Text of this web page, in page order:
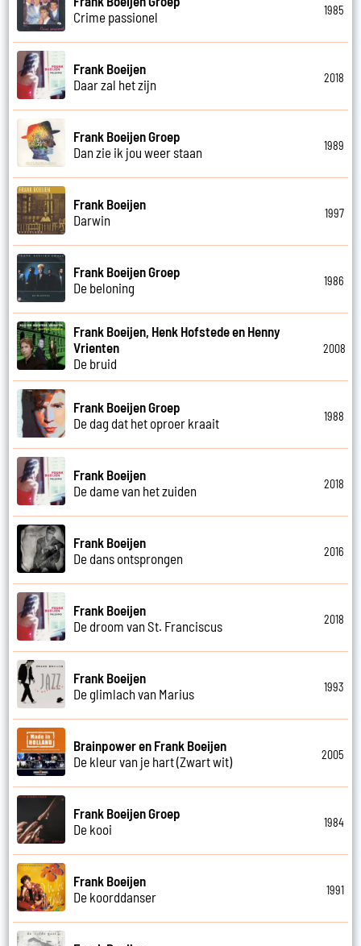
Crime passionel
1985
Frank Boeijen
Daar zal het zijn
2018
Frank Boeijen Groep
Dan zie ik jou weer staan
1989
Frank Boeijen
Darwin
1997
Frank Boeijen Groep
De beloning
1986
Frank Boeijen, Henk Hofstede en Henny
Vrienten
De bruid
2008
Frank Boeijen Groep
De dag dat het oproer kraait
1988
Frank Boeijen
De dame van het zuiden
2018
Frank Boeijen
De dans ontsprongen
2016
Frank Boeijen
De droom van St. Franciscus
2018
Frank Boeijen
De glimlach van Marius
1993
Brainpower en Frank Boeijen
De kleur van je hart (Zwart wit)
2005
Frank Boeijen Groep
De kooi
1984
Frank Boeijen
De koorddanser
1991